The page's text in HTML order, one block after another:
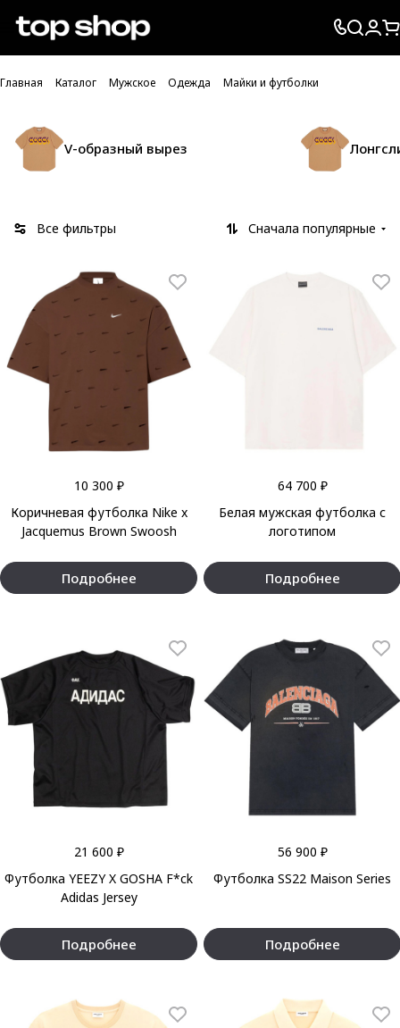
Проверка хлебных крошек
Главная Каталог Мужское Одежда Майки и футболки
V-образный вырез
Все фильтры Сначала популярные
10 300 ₽
Коричневая футболка Nike x
Jacquemus Brown Swoosh
Подробнее
64 700 ₽
Белая мужская футболка с
логотипом
Подробнее
21 600 ₽
Футболка YEEZY X GOSHA F*ck
Adidas Jersey
Подробнее
56 900 ₽
Футболка SS22 Maison Series
Подробнее